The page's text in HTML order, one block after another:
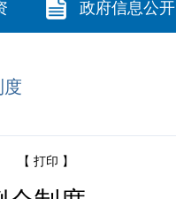
政府信息公开
度
【 打印 】